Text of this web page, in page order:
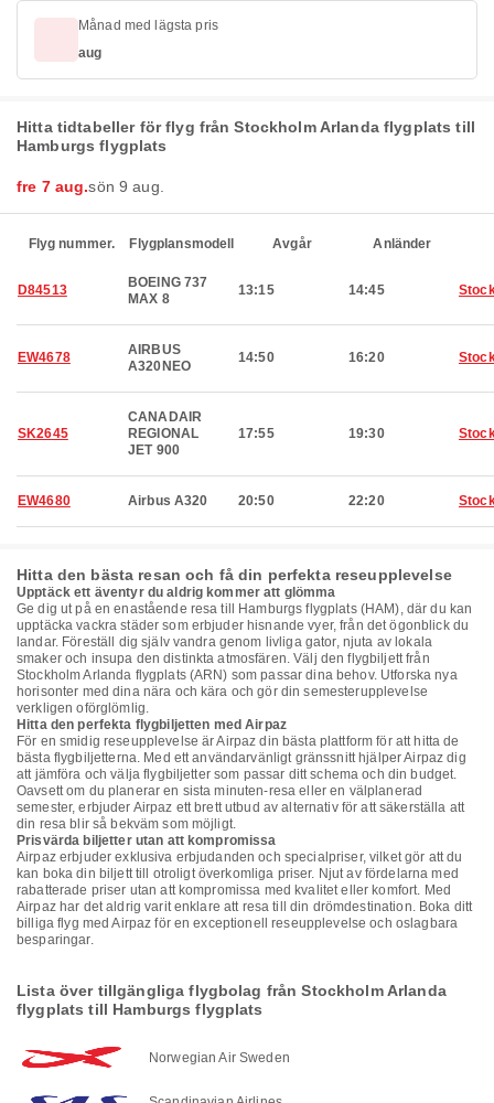
Månad med lägsta pris
aug
Hitta tidtabeller för flyg från Stockholm Arlanda flygplats till
Hamburgs flygplats
fre 7 aug.sön 9 aug.
Flyg nummer. Flygplansmodell Avgår Anländer
D84513
BOEING 737
MAX 8
13:15 14:45
EW4678
AIRBUS
A320NEO
14:50 16:20
SK2645
CANADAIR
REGIONAL
JET 900
17:55 19:30
EW4680 Airbus A320 20:50 22:20
Hitta den bästa resan och få din perfekta reseupplevelse
Upptäck ett äventyr du aldrig kommer att glömma
Ge dig ut på en enastående resa till Hamburgs flygplats (HAM), där du kan
upptäcka vackra städer som erbjuder hisnande vyer, från det ögonblick du
landar. Föreställ dig själv vandra genom livliga gator, njuta av lokala
smaker och insupa den distinkta atmosfären. Välj den flygbiljett från
Stockholm Arlanda flygplats (ARN) som passar dina behov. Utforska nya
horisonter med dina nära och kära och gör din semesterupplevelse
verkligen oförglömlig.
Hitta den perfekta flygbiljetten med Airpaz
För en smidig reseupplevelse är Airpaz din bästa plattform för att hitta de
bästa flygbiljetterna. Med ett användarvänligt gränssnitt hjälper Airpaz dig
att jämföra och välja flygbiljetter som passar ditt schema och din budget.
Oavsett om du planerar en sista minuten-resa eller en välplanerad
semester, erbjuder Airpaz ett brett utbud av alternativ för att säkerställa att
din resa blir så bekväm som möjligt.
Prisvärda biljetter utan att kompromissa
Airpaz erbjuder exklusiva erbjudanden och specialpriser, vilket gör att du
kan boka din biljett till otroligt överkomliga priser. Njut av fördelarna med
rabatterade priser utan att kompromissa med kvalitet eller komfort. Med
Airpaz har det aldrig varit enklare att resa till din drömdestination. Boka ditt
billiga flyg med Airpaz för en exceptionell reseupplevelse och oslagbara
besparingar.
Lista över tillgängliga flygbolag från Stockholm Arlanda
flygplats till Hamburgs flygplats
Norwegian Air Sweden